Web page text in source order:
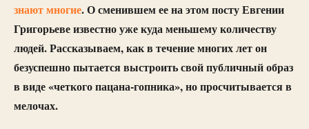
знают многие. О сменившем ее на этом посту Евгении
Григорьеве известно уже куда меньшему количеству
людей. Рассказываем, как в течение многих лет он
безуспешно пытается выстроить свой публичный образ
в виде «четкого пацана-гопника», но просчитывается в
мелочах.